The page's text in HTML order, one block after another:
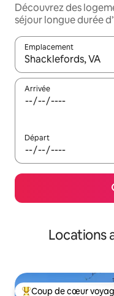
Découvrez des
séjour longue durée
Emplacement
Quand les résultats
Arrivée
Départ
Locations
Coup de cœur